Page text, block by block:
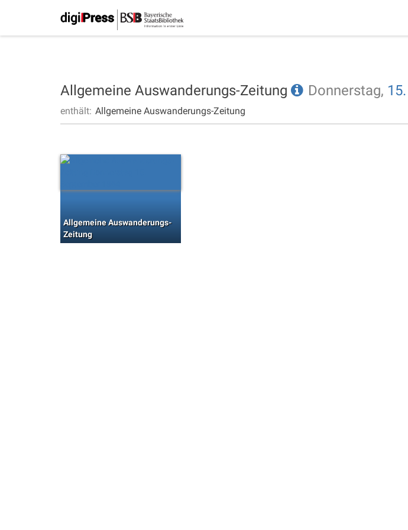
Allgemeine Auswanderungs-Zeitung Donnerstag, 15.
enthält: Allgemeine Auswanderungs-Zeitung
Allgemeine Auswanderungs-
Zeitung